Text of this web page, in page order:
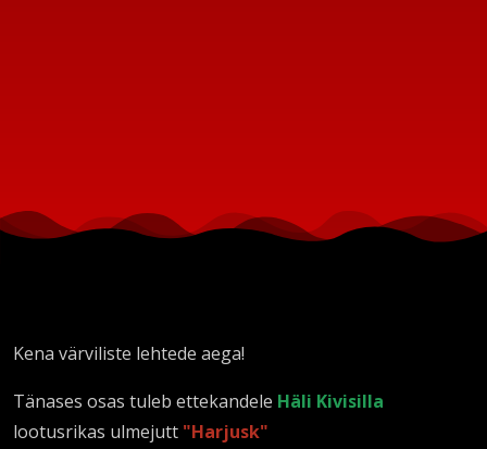
Kena värviliste lehtede aega!
Tänases osas tuleb ettekandele Häli Kivisilla
lootusrikas ulmejutt "Harjusk"